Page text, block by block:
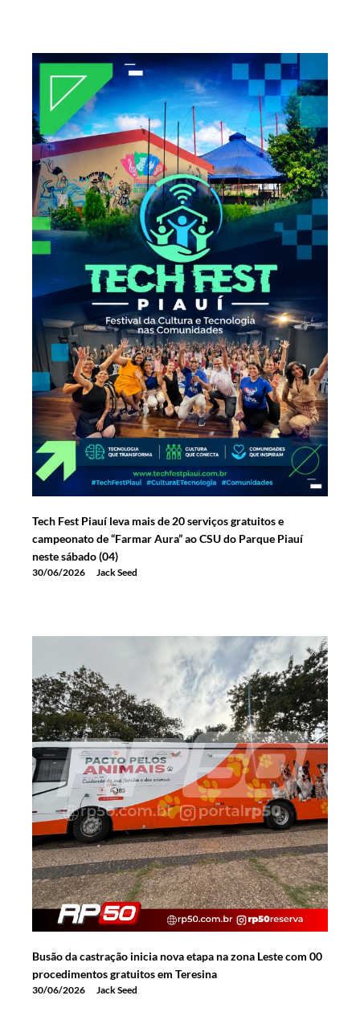
Tech Fest Piauí leva mais de 20 serviços gratuitos e
campeonato de “Farmar Aura” ao CSU do Parque Piauí
neste sábado (04)
30/06/2026 Jack Seed
Busão da castração inicia nova etapa na zona Leste com 00
procedimentos gratuitos em Teresina
30/06/2026 Jack Seed